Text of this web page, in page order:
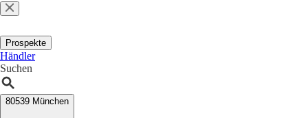
Prospekte
Händler
Suchen
80539 München